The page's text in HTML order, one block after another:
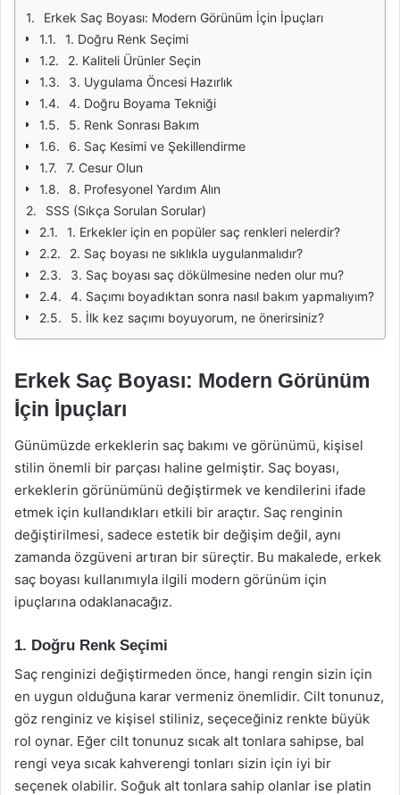
Erkek Saç Boyası: Modern Görünüm İçin İpuçları
1. Doğru Renk Seçimi
2. Kaliteli Ürünler Seçin
3. Uygulama Öncesi Hazırlık
4. Doğru Boyama Tekniği
5. Renk Sonrası Bakım
6. Saç Kesimi ve Şekillendirme
7. Cesur Olun
8. Profesyonel Yardım Alın
SSS (Sıkça Sorulan Sorular)
1. Erkekler için en popüler saç renkleri nelerdir?
2. Saç boyası ne sıklıkla uygulanmalıdır?
3. Saç boyası saç dökülmesine neden olur mu?
4. Saçımı boyadıktan sonra nasıl bakım yapmalıyım?
5. İlk kez saçımı boyuyorum, ne önerirsiniz?
Erkek Saç Boyası: Modern Görünüm
İçin İpuçları
Günümüzde erkeklerin saç bakımı ve görünümü, kişisel
stilin önemli bir parçası haline gelmiştir. Saç boyası,
erkeklerin görünümünü değiştirmek ve kendilerini ifade
etmek için kullandıkları etkili bir araçtır. Saç renginin
değiştirilmesi, sadece estetik bir değişim değil, aynı
zamanda özgüveni artıran bir süreçtir. Bu makalede, erkek
saç boyası kullanımıyla ilgili modern görünüm için
ipuçlarına odaklanacağız.
1. Doğru Renk Seçimi
Saç renginizi değiştirmeden önce, hangi rengin sizin için
en uygun olduğuna karar vermeniz önemlidir. Cilt tonunuz,
göz renginiz ve kişisel stiliniz, seçeceğiniz renkte büyük
rol oynar. Eğer cilt tonunuz sıcak alt tonlara sahipse, bal
rengi veya sıcak kahverengi tonları sizin için iyi bir
seçenek olabilir. Soğuk alt tonlara sahip olanlar ise platin